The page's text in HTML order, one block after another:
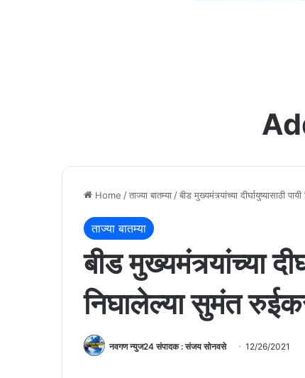
Home /ताज्या बातम्या /बीड मुख्यमंत्र्यांच्या दीर्घायुष्यासाठी
ताज्या बातम्या
बीड मुख्यमंत्र्यांच्या
निघालेल्या सुमंत
नवगण न्युज24 संपादक : संजय सोनवसे 12/26/2021